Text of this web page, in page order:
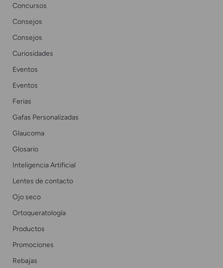
Concursos
Consejos
Consejos
Curiosidades
Eventos
Eventos
Ferias
Gafas Personalizadas
Glaucoma
Glosario
Inteligencia Artificial
Lentes de contacto
Ojo seco
Ortoqueratología
Productos
Promociones
Rebajas